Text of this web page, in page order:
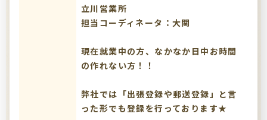
立川営業所
担当コーディネータ：大関
現在就業中の方、なかなか日中お時間
の作れない方！！
弊社では「出張登録や郵送登録」と言
った形でも登録を行っております★